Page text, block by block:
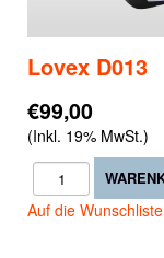
Lovex D013
€99,00
(Inkl. 19% MwSt.)
Auf die Wunschliste